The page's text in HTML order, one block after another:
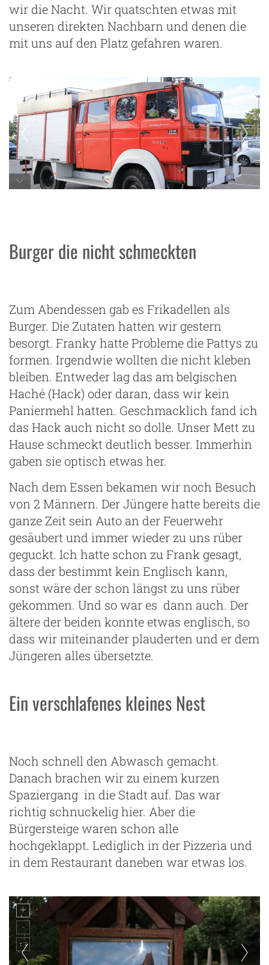
wir die Nacht. Wir quatschten etwas mit
unseren direkten Nachbarn und denen die
mit uns auf den Platz gefahren waren.
Burger die nicht schmeckten
Zum Abendessen gab es Frikadellen als
Burger. Die Zutaten hatten wir gestern
besorgt. Franky hatte Probleme die Pattys zu
formen. Irgendwie wollten die nicht kleben
bleiben. Entweder lag das am belgischen
Haché (Hack) oder daran, dass wir kein
Paniermehl hatten. Geschmacklich fand ich
das Hack auch nicht so dolle. Unser Mett zu
Hause schmeckt deutlich besser. Immerhin
gaben sie optisch etwas her.
Nach dem Essen bekamen wir noch Besuch
von 2 Männern. Der Jüngere hatte bereits die
ganze Zeit sein Auto an der Feuerwehr
gesäubert und immer wieder zu uns rüber
geguckt. Ich hatte schon zu Frank gesagt,
dass der bestimmt kein Englisch kann,
sonst wäre der schon längst zu uns rüber
gekommen. Und so war es dann auch. Der
ältere der beiden konnte etwas englisch, so
dass wir miteinander plauderten und er dem
Jüngeren alles übersetzte.
Ein verschlafenes kleines Nest
Noch schnell den Abwasch gemacht.
Danach brachen wir zu einem kurzen
Spaziergang in die Stadt auf. Das war
richtig schnuckelig hier. Aber die
Bürgersteige waren schon alle
hochgeklappt. Lediglich in der Pizzeria und
in dem Restaurant daneben war etwas los.